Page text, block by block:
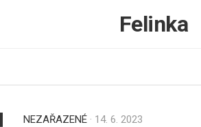
Felinka
NEZAŘAZENÉ · 14. 6. 2023